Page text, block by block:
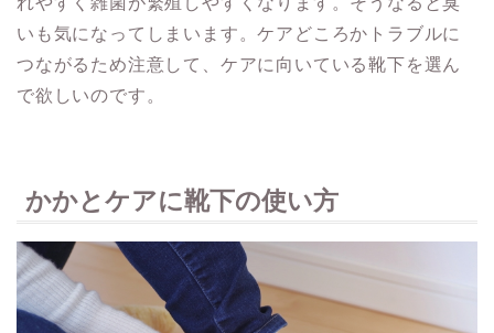
いも気になってしまいます。ケアどころかトラブルに
つながるため注意して、ケアに向いている靴下を選ん
で欲しいのです。
かかとケアに靴下の使い方